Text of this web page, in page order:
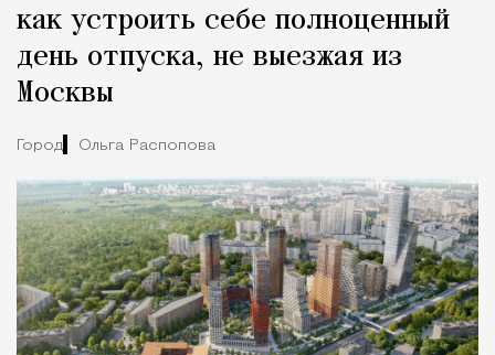
как устроить себе полноценный
день отпуска, не выезжая из
Москвы
Город Ольга Распопова